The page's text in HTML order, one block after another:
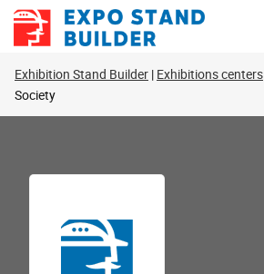
Перейти
Exhibition Stand Builder Exhibitions centers
Society